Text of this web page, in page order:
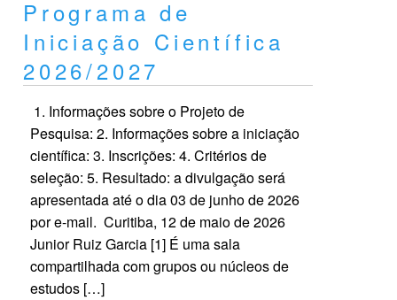
Programa de
Iniciação Científica
2026/2027
1. Informações sobre o Projeto de
Pesquisa: 2. Informações sobre a iniciação
científica: 3. Inscrições: 4. Critérios de
seleção: 5. Resultado: a divulgação será
apresentada até o dia 03 de junho de 2026
por e-mail. Curitiba, 12 de maio de 2026
Junior Ruiz Garcia [1] É uma sala
compartilhada com grupos ou núcleos de
estudos […]